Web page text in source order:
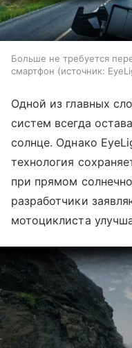
Больше не требуется
смартфон
источник:
Одной из главных
систем всегда
солнце. Однако
технология
при прямом
разработчики
мотоциклиста